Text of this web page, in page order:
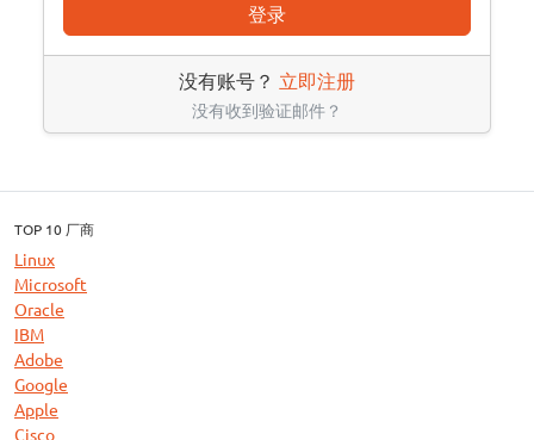
登录
没有账号？ 立即注册
没有收到验证邮件？
TOP 10 厂商
Linux
Microsoft
Oracle
IBM
Adobe
Google
Apple
Cisco